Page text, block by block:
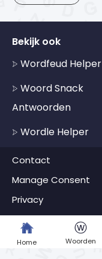
Bekijk ook
Wordfeud Helper
Woord Snack
Antwoorden
Wordle Helper
Contact
Manage Consent
Privacy
Home
ⓦ
Woorden